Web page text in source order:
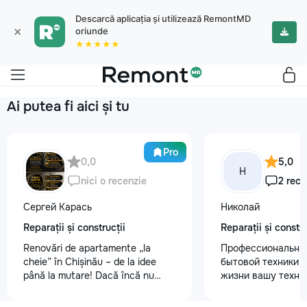
×
Descarcă aplicația și utilizează RemontMD
oriunde
★★★★★
Ai putea fi aici și tu
Pro
0,0
nici o recenzie
Сергей Карась
Reparații și construcții
Renovări de apartamente „la
cheie” în Chișinău – de la idee
până la mutare! Dacă încă nu
Н
5,0
2
Николай
Reparații și
бытовой техники
жизни вашу